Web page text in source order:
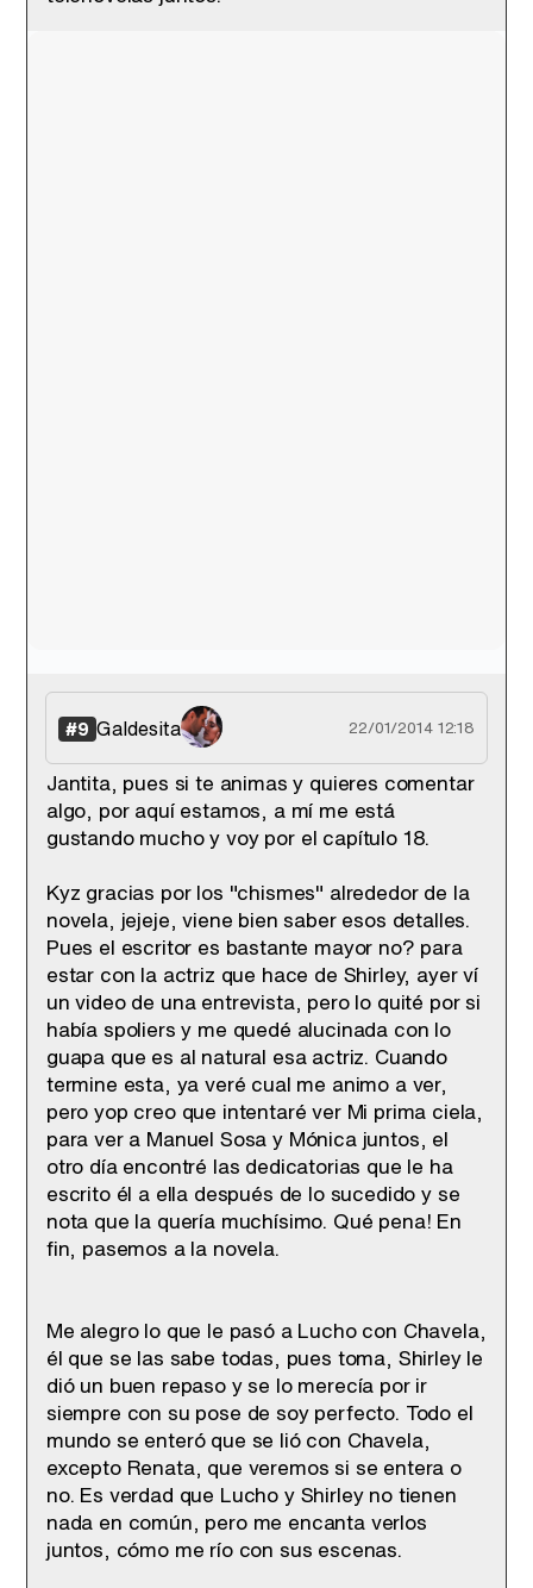
#9 Galdesita 22/01/2014 12:18
Jantita, pues si te animas y quieres comentar
algo, por aquí estamos, a mí me está
gustando mucho y voy por el capítulo 18.
Kyz gracias por los "chismes" alrededor de la
novela, jejeje, viene bien saber esos detalles.
Pues el escritor es bastante mayor no? para
estar con la actriz que hace de Shirley, ayer ví
un video de una entrevista, pero lo quité por si
había spoliers y me quedé alucinada con lo
guapa que es al natural esa actriz. Cuando
termine esta, ya veré cual me animo a ver,
pero yop creo que intentaré ver Mi prima ciela,
para ver a Manuel Sosa y Mónica juntos, el
otro día encontré las dedicatorias que le ha
escrito él a ella después de lo sucedido y se
nota que la quería muchísimo. Qué pena! En
fin, pasemos a la novela.
Me alegro lo que le pasó a Lucho con Chavela,
él que se las sabe todas, pues toma, Shirley le
dió un buen repaso y se lo merecía por ir
siempre con su pose de soy perfecto. Todo el
mundo se enteró que se lió con Chavela,
excepto Renata, que veremos si se entera o
no. Es verdad que Lucho y Shirley no tienen
nada en común, pero me encanta verlos
juntos, cómo me río con sus escenas.